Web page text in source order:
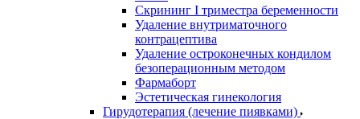
Скрининг I триместра беременности
Удаление внутриматочного
контрацептива
Удаление остроконечных кондилом
безоперационным методом
Фармаборт
Эстетическая гинекология
Гирудотерапия (лечение пиявками)